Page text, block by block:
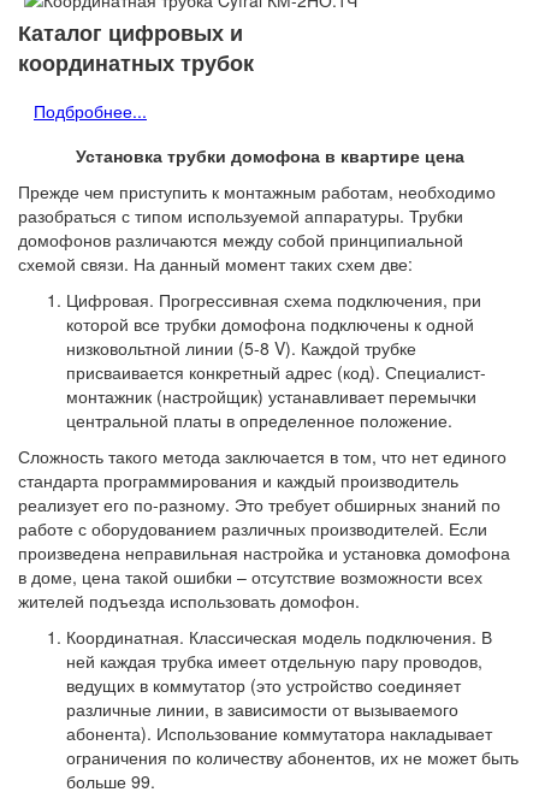
Каталог цифровых и
координатных трубок
Подбробнее...
Установка трубки домофонав квартире цена
Прежде чем приступить к монтажным работам, необходимо
разобраться с типом используемой аппаратуры. Трубки
домофонов различаются между собой принципиальной
схемой связи. На данный момент таких схем две:
Цифровая. Прогрессивная схема подключения, при
которой все трубки домофона подключены к одной
низковольтной линии (5-8 V). Каждой трубке
присваивается конкретный адрес (код). Специалист-
монтажник (настройщик) устанавливает перемычки
центральной платы в определенное положение.
Сложность такого метода заключается в том, что нет единого
стандарта программирования и каждый производитель
реализует его по-разному. Это требует обширных знаний по
работе с оборудованием различных производителей. Если
произведена неправильная настройка и установка домофона
в доме, цена такой ошибки – отсутствие возможности всех
жителей подъезда использовать домофон.
Координатная. Классическая модель подключения. В
ней каждая трубка имеет отдельную пару проводов,
ведущих в коммутатор (это устройство соединяет
различные линии, в зависимости от вызываемого
абонента). Использование коммутатора накладывает
ограничения по количеству абонентов, их не может быть
больше 99.